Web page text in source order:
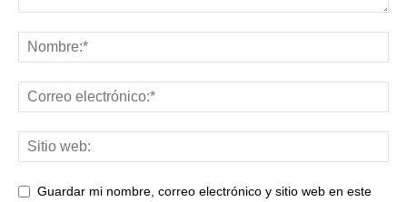
Guardar mi nombre, correo electrónico y sitio web en este